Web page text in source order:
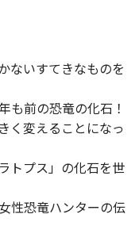
ないすてきなものを
も前の恐竜の化石！
く変えることになっ
トプス」の化石を世
性恐竜ハンターの伝